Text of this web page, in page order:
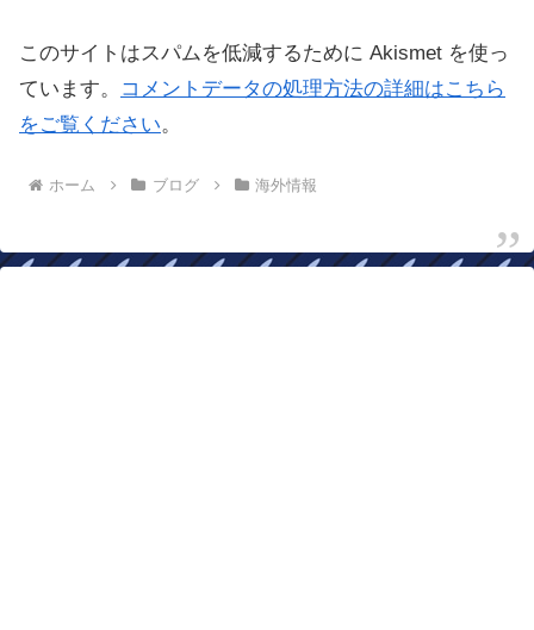
このサイトはスパムを低減するために Akismet を使っ
ています。
コメントデータの処理方法の詳細はこちら
をご覧ください。
ホーム ブログ 海外情報